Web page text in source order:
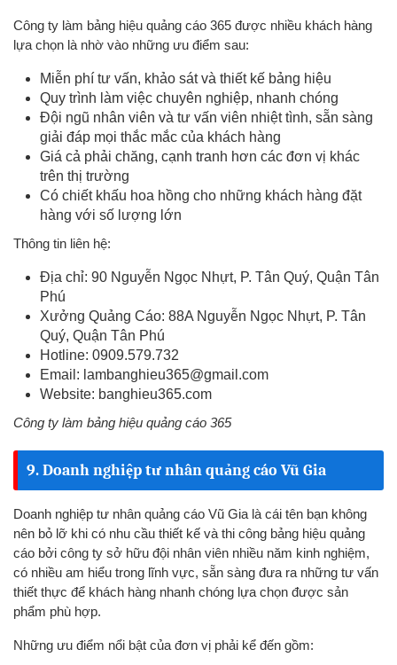
Công ty làm bảng hiệu quảng cáo 365 được nhiều khách hàng
lựa chọn là nhờ vào những ưu điểm sau:
Miễn phí tư vấn, khảo sát và thiết kế bảng hiệu
Quy trình làm việc chuyên nghiệp, nhanh chóng
Đội ngũ nhân viên và tư vấn viên nhiệt tình, sẵn sàng
giải đáp mọi thắc mắc của khách hàng
Giá cả phải chăng, cạnh tranh hơn các đơn vị khác
trên thị trường
Có chiết khấu hoa hồng cho những khách hàng đặt
hàng với số lượng lớn
Thông tin liên hệ:
Địa chỉ: 90 Nguyễn Ngọc Nhựt, P. Tân Quý, Quận Tân
Phú
Xưởng Quảng Cáo: 88A Nguyễn Ngọc Nhựt, P. Tân
Quý, Quận Tân Phú
Hotline: 0909.579.732
Email: lambanghieu365@gmail.com
Website: banghieu365.com
Công ty làm bảng hiệu quảng cáo 365
9. Doanh nghiệp tư nhân quảng cáo Vũ Gia
Doanh nghiệp tư nhân quảng cáo Vũ Gia là cái tên bạn không
nên bỏ lỡ khi có nhu cầu thiết kế và thi công bảng hiệu quảng
cáo bởi công ty sở hữu đội nhân viên nhiều năm kinh nghiệm,
có nhiều am hiểu trong lĩnh vực, sẵn sàng đưa ra những tư vấn
thiết thực để khách hàng nhanh chóng lựa chọn được sản
phẩm phù hợp.
Những ưu điểm nổi bật của đơn vị phải kể đến gồm: